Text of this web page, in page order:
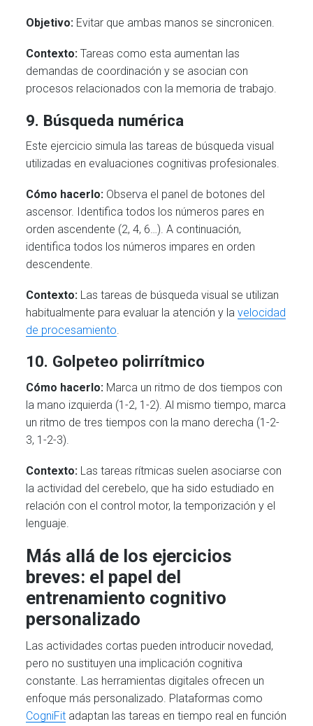
Objetivo: Evitar que ambas manos se sincronicen.
Contexto:Tareas como esta aumentan las
demandas de coordinación y se asocian con
procesos relacionados con la memoria de trabajo.
9. Búsqueda numérica
Este ejercicio simula las tareas de búsqueda visual
utilizadas en evaluaciones cognitivas profesionales.
Cómo hacerlo: Observa el panel de botones del
ascensor. Identifica todos los números pares en
orden ascendente (2, 4, 6…). A continuación,
identifica todos los números impares en orden
descendente.
Contexto: Las tareas de búsqueda visual se utilizan
habitualmente para evaluar la atención y lavelocidad
de procesamiento.
10. Golpeteo polirrítmico
Cómo hacerlo: Marca un ritmo de dos tiempos con
la mano izquierda (1-2, 1-2). Al mismo tiempo, marca
un ritmo de tres tiempos con la mano derecha (1-2-
3, 1-2-3).
Contexto: Las tareas rítmicas suelen asociarse con
la actividad del cerebelo, que ha sido estudiado en
relación con el control motor, la temporización y el
lenguaje.
Más allá de los ejercicios
breves: el papel del
entrenamiento cognitivo
personalizado
Las actividades cortas pueden introducir novedad,
pero no sustituyen una implicación cognitiva
constante. Las herramientas digitales ofrecen un
enfoque más personalizado. Plataformas como
CogniFit adaptan las tareas en tiempo real en función